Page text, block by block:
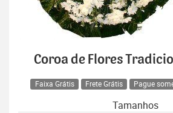
Coroa de Flores
Faixa Grátis Frete Grátis Pague
Tamanhos